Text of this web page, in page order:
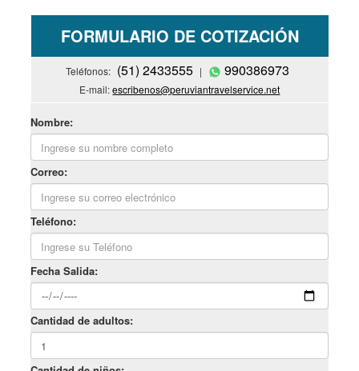
FORMULARIO DE COTIZACIÓN
Teléfonos: (51) 2433555 | 990386973
E-mail:escribenos@peruviantravelservice.net